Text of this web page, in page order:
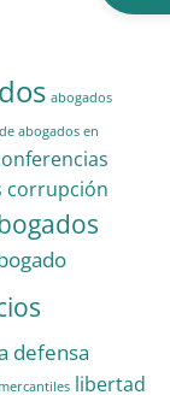
abogados
abogados en
corrupción
defensa
libertad